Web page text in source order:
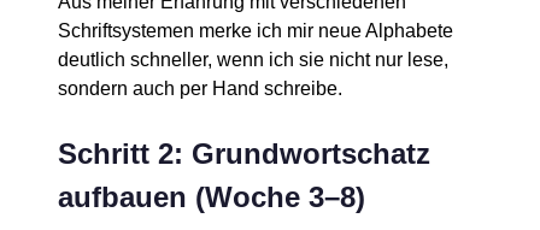
Schriftsystemen merke ich mir neue Alphabete
deutlich schneller, wenn ich sie nicht nur lese,
sondern auch per Hand schreibe.
Schritt 2: Grundwortschatz
aufbauen (Woche 3–8)